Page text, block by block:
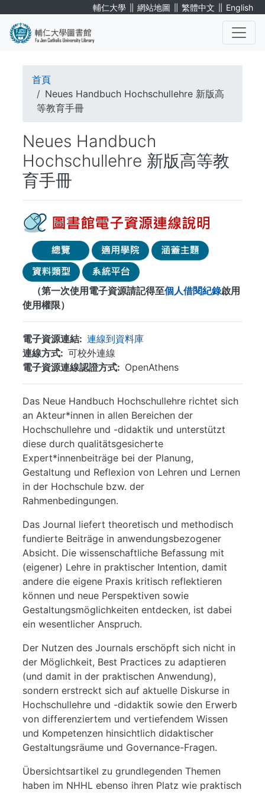
輔仁大學 ∥ 網站地圖 ∥ 繁體中文 ∥ English
導
航
結
首頁
Neues Handbuch Hochschullehre 新版高
等教育手冊
Neues Handbuch
Hochschullehre 新版高等教
育手冊
（第一次使用電子資源請記得至個人借閱紀錄啟用
使用權限）
電子資源連結
連線到資料庫
連線方式
可校外連線
電子資源連線認證方式
OpenAthens
Das Neue Handbuch Hochschullehre richtet sich
an Akteur*innen in allen Bereichen der
Hochschullehre und -didaktik und unterstützt
diese durch qualitätsgesicherte
Expert*innenbeiträge bei der Planung,
Gestaltung und Reflexion von Lehren und Lernen
in der Hochschule bzw. der
Rahmenbedingungen.
Das Journal liefert theoretisch und methodisch
fundierte Beiträge in anwendungsbezogener
Absicht. Die wissenschaftliche Befassung mit
(eigener) Lehre in praktischer Intention, damit
andere die eigene Praxis kritisch reflektieren
können und neue Perspektiven sowie
Gestaltungsmöglichkeiten entdecken, ist dabei
ein wesentlicher Anspruch.
Der Nutzen des Journals erschöpft sich nicht in
der Möglichkeit, Best Practices zu adaptieren
(und damit in der praktischen Anwendung),
sondern erstreckt sich auf aktuelle Diskurse in
Hochschullehre und -didaktik sowie den Erwerb
von differenziertem und vertiefendem Wissen
und Kompetenzen hinsichtlich didaktischer
Gestaltungsräume und Governance-Fragen.
Übersichtsartikel zu grundlegenden Themen
haben im NHHL ebenso ihren Platz wie praktisch